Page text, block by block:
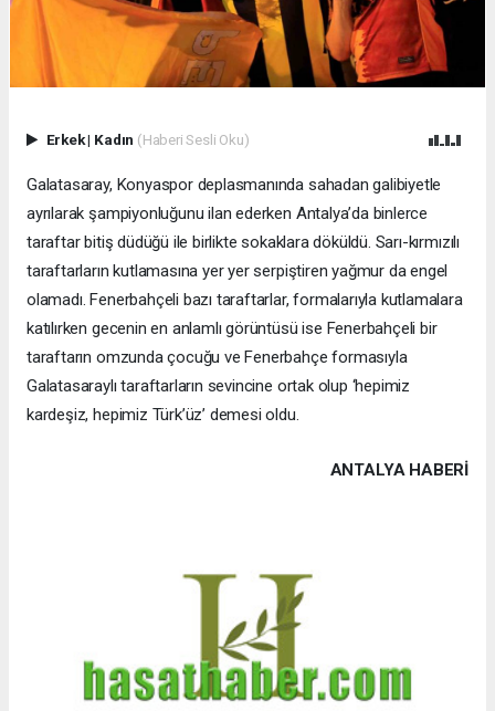
Erkek| Kadın (Haberi Sesli Oku)
Galatasaray, Konyaspor deplasmanında sahadan galibiyetle
ayrılarak şampiyonluğunu ilan ederken Antalya’da binlerce
taraftar bitiş düdüğü ile birlikte sokaklara döküldü. Sarı-kırmızılı
taraftarların kutlamasına yer yer serpiştiren yağmur da engel
olamadı. Fenerbahçeli bazı taraftarlar, formalarıyla kutlamalara
katılırken gecenin en anlamlı görüntüsü ise Fenerbahçeli bir
taraftarın omzunda çocuğu ve Fenerbahçe formasıyla
Galatasaraylı taraftarların sevincine ortak olup ‘hepimiz
kardeşiz, hepimiz Türk’üz’ demesi oldu.
ANTALYA HABERİ